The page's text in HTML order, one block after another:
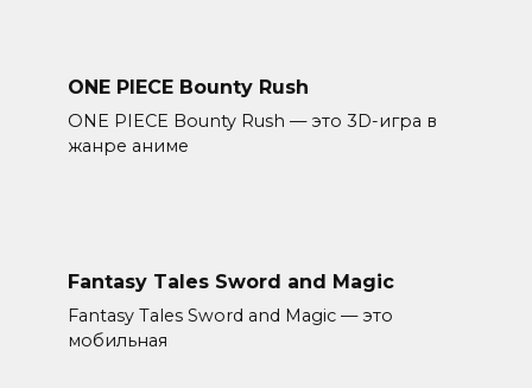
ONE PIECE Bounty Rush
ONE PIECE Bounty Rush — это 3D-игра в
жанре аниме
Fantasy Tales Sword and Magic
Fantasy Tales Sword and Magic — это
мобильная